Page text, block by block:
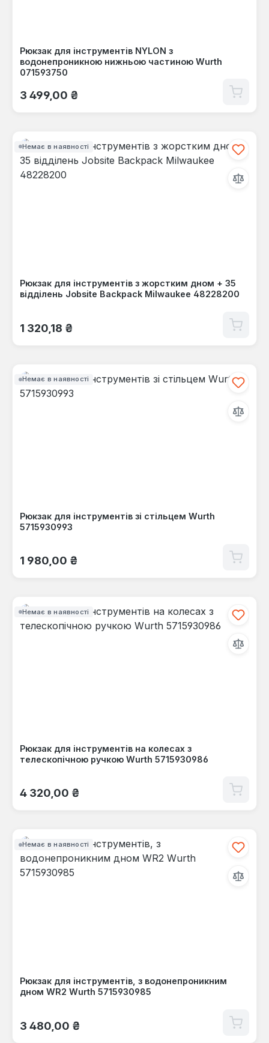
Рюкзак для інструментів NYLON з
водонепроникною нижньою частиною Wurth
071593750
Звичайна ціна:
3 499,00 ₴
Немає в наявності
Рюкзак для інструментів з жорстким дном + 35
відділень Jobsite Backpack Milwaukee 48228200
Звичайна ціна:
1 320,18 ₴
Немає в наявності
Рюкзак для інструментів зі стільцем Wurth
5715930993
Звичайна ціна:
1 980,00 ₴
Немає в наявності
Рюкзак для інструментів на колесах з
телескопічною ручкою Wurth 5715930986
Звичайна ціна:
4 320,00 ₴
Немає в наявності
Рюкзак для інструментів, з водонепроникним
дном WR2 Wurth 5715930985
Звичайна ціна:
3 480,00 ₴